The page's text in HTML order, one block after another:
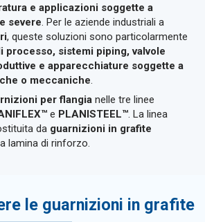
e applicazioni soggette a
severe . Per le aziende industriali a
, queste soluzioni sono particolarmente
processo, sistemi piping, valvole
e apparecchiature soggette a
o meccaniche
per flangia nelle tre linee
e PLANISTEEL™. La linea
da guarnizioni in grafite
lamina di rinforzo.
le guarnizioni in grafite